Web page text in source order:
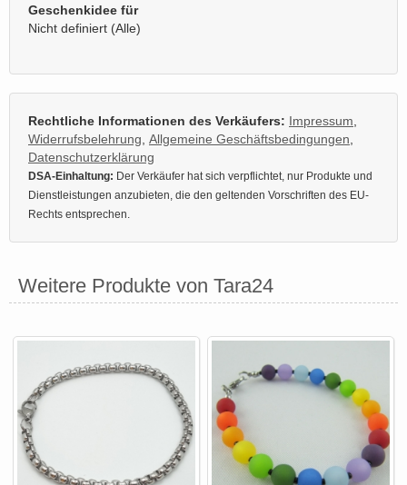
Geschenkidee für
Nicht definiert (Alle)
Rechtliche Informationen des Verkäufers: Impressum
Widerrufsbelehrung Allgemeine Geschäftsbedingungen
Datenschutzerklärung
DSA-Einhaltung: Der Verkäufer hat sich verpflichtet, nur Produkte und
Dienstleistungen anzubieten, die den geltenden Vorschriften des EU-
Rechts entsprechen.
Weitere Produkte von Tara24